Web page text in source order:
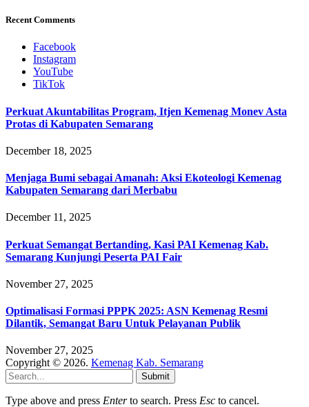
Recent Comments
Facebook
Instagram
YouTube
TikTok
Perkuat Akuntabilitas Program, Itjen Kemenag Monev Asta
Protas di Kabupaten Semarang
December 18, 2025
Menjaga Bumi sebagai Amanah: Aksi Ekoteologi Kemenag
Kabupaten Semarang dari Merbabu
December 11, 2025
Perkuat Semangat Bertanding, Kasi PAI Kemenag Kab.
Semarang Kunjungi Peserta PAI Fair
November 27, 2025
Optimalisasi Formasi PPPK 2025: ASN Kemenag Resmi
Dilantik, Semangat Baru Untuk Pelayanan Publik
November 27, 2025
Copyright © 2026. Kemenag Kab. Semarang
Submit
Type above and press Enterto search. Press Esc to cancel.